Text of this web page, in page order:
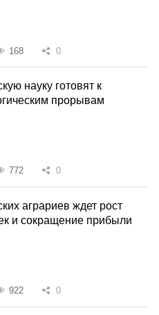
168 0
науку готовят к
прорывам
772 0
аграриев ждет рост
и сокращение прибыли
922 0